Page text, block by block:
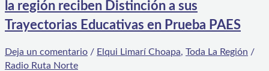
la región reciben Distinción a sus
Trayectorias Educativas en Prueba PAES
Deja un comentario / Elqui Limarí Choapa, Toda La Región /
Radio Ruta Norte